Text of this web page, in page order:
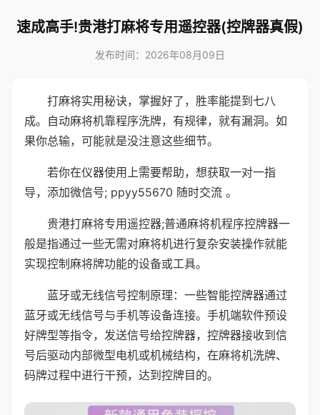
速成高手!贵港打麻将专用遥控器(控牌器真假)
发布时间：2026年08月09日
打麻将实用秘诀，掌握好了，胜率能提到七八
成。自动麻将机靠程序洗牌，有规律，就有漏洞。如
果你总输，可能就是没注意这些细节。
若你在仪器使用上需要帮助，想获取一对一指
导，添加微信号; ppyy55670 随时交流 。
贵港打麻将专用遥控器;普通麻将机程序控牌器一
般是指通过一些无需对麻将机进行复杂安装操作就能
实现控制麻将牌功能的设备或工具。
蓝牙或无线信号控制原理：一些智能控牌器通过
蓝牙或无线信号与手机等设备连接。手机端软件预设
好牌型等指令，发送信号给控牌器，控牌器接收到信
号后驱动内部微型电机或机械结构，在麻将机洗牌、
码牌过程中进行干预，达到控牌目的。